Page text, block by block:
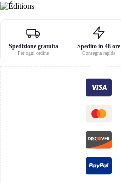
Spedizione gratuita
Per ogni ordine
Spedito in 48 ore
Consegna rapida